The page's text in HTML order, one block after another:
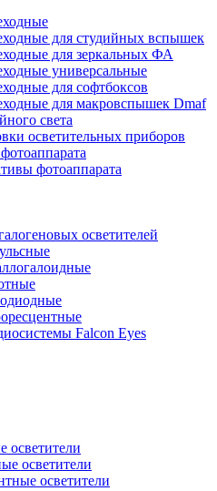
для студийных вспышек
для зеркальных ФА
универсальные
для софтбоксов
для макровспышек Dmaf
света
осветительных приборов
фотоаппарата
осветителей
Falcon Eyes
осветители
осветители
осветители